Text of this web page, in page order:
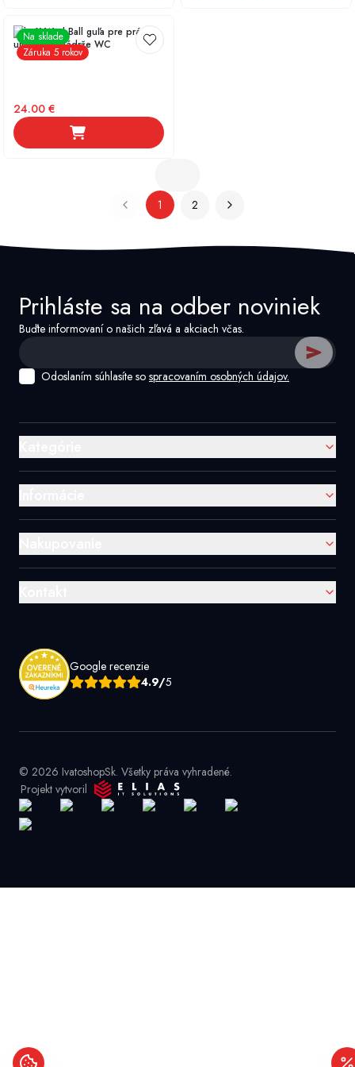
Na sklade
Záruka 5 rokov
KalyxX WashBall guľa pre práčky,
umývačky, nádrže WC
24.00 €
1 2
Prihláste sa na odber noviniek
Buďte informovaní o našich zľavá a akciach včas.
Odoslaním súhlasíte so spracovaním osobných údajov.
Google recenzie
4.9/5
© 2026 IvatoshopSk. Všetky práva vyhradené.
Projekt vytvoril